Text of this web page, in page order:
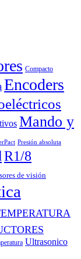
Compacto
Encoders
Mando y
Presión absoluta
R1/8
de visión
Ultrasonico